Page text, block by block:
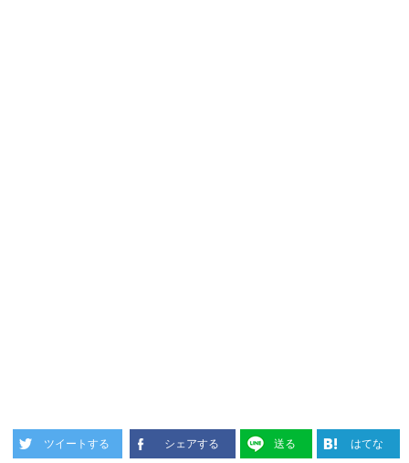
ツイートする シェアする 送る はてな